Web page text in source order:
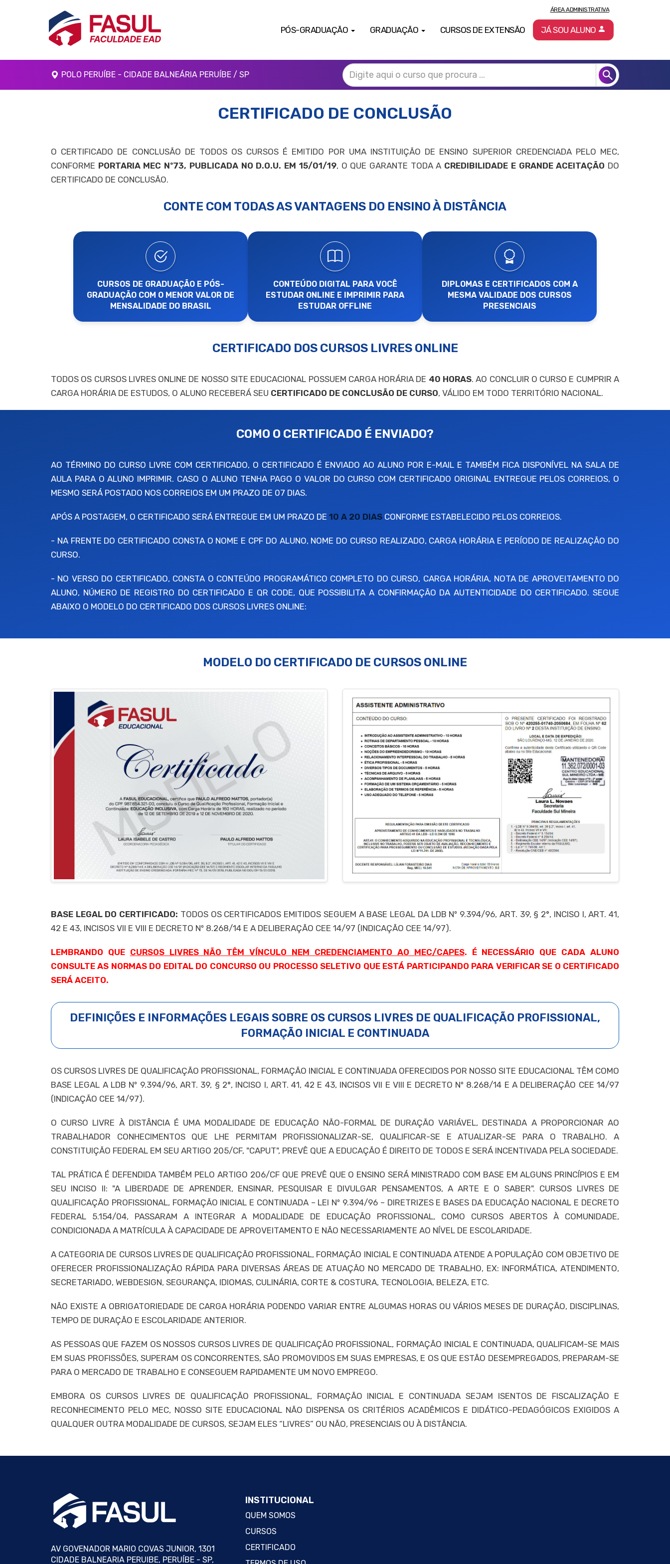
PÓS-GRADUAÇÃO GRADUAÇÃO CURSOS DE EXTENSÃO
ÁREA ADMINISTRATIVA
JÁ SOU ALUNO
POLO PERUÍBE - CIDADE BALNEÁRIA PERUÍBE / SP
CERTIFICADO DE CONCLUSÃO
O CERTIFICADO DE CONCLUSÃO DE TODOS OS CURSOS É EMITIDO POR UMA INSTITUIÇÃO DE ENSINO SUPERIOR CREDENCIADA PELO MEC,
CONFORME PORTARIA MEC Nº73, PUBLICADA NO D.O.U. EM 15/01/19, O QUE GARANTE TODA A CREDIBILIDADE E GRANDE ACEITAÇÃO DO
CERTIFICADO DE CONCLUSÃO.
CONTE COM TODAS AS VANTAGENS DO ENSINO À DISTÂNCIA
CURSOS DE GRADUAÇÃO E PÓS-
GRADUAÇÃO COM O MENOR VALOR DE
MENSALIDADE DO BRASIL
CONTEÚDO DIGITAL PARA VOCÊ
ESTUDAR ONLINE E IMPRIMIR PARA
ESTUDAR OFFLINE
DIPLOMAS E CERTIFICADOS COM A
MESMA VALIDADE DOS CURSOS
PRESENCIAIS
CERTIFICADO DOS CURSOS LIVRES ONLINE
TODOS OS CURSOS LIVRES ONLINE DE NOSSO SITE EDUCACIONAL POSSUEM CARGA HORÁRIA DE 40 HORAS. AO CONCLUIR O CURSO E CUMPRIR A
CARGA HORÁRIA DE ESTUDOS, O ALUNO RECEBERÁ SEU CERTIFICADO DE CONCLUSÃO DE CURSO, VÁLIDO EM TODO TERRITÓRIO NACIONAL.
COMO O CERTIFICADO É ENVIADO?
AO TÉRMINO DO CURSO LIVRE COM CERTIFICADO, O CERTIFICADO É ENVIADO AO ALUNO POR E-MAIL E TAMBÉM FICA DISPONÍVEL NA SALA DE
AULA PARA O ALUNO IMPRIMIR. CASO O ALUNO TENHA PAGO O VALOR DO CURSO COM CERTIFICADO ORIGINAL ENTREGUE PELOS CORREIOS, O
MESMO SERÁ POSTADO NOS CORREIOS EM UM PRAZO DE 07 DIAS.
APÓS A POSTAGEM, O CERTIFICADO SERÁ ENTREGUE EM UM PRAZO DE 10 A 20 DIAS CONFORME ESTABELECIDO PELOS CORREIOS.
- NA FRENTE DO CERTIFICADO CONSTA O NOME E CPF DO ALUNO, NOME DO CURSO REALIZADO, CARGA HORÁRIA E PERÍODO DE REALIZAÇÃO DO
CURSO.
- NO VERSO DO CERTIFICADO, CONSTA O CONTEÚDO PROGRAMÁTICO COMPLETO DO CURSO, CARGA HORÁRIA, NOTA DE APROVEITAMENTO DO
ALUNO, NÚMERO DE REGISTRO DO CERTIFICADO E QR CODE, QUE POSSIBILITA A CONFIRMAÇÃO DA AUTENTICIDADE DO CERTIFICADO. SEGUE
ABAIXO O MODELO DO CERTIFICADO DOS CURSOS LIVRES ONLINE:
MODELO DO CERTIFICADO DE CURSOS ONLINE
BASE LEGAL DO CERTIFICADO: TODOS OS CERTIFICADOS EMITIDOS SEGUEM A BASE LEGAL DA LDB Nº 9.394/96, ART. 39, § 2°, INCISO I, ART. 41,
42 E 43, INCISOS VII E VIII E DECRETO Nº 8.268/14 E A DELIBERAÇÃO CEE 14/97 (INDICAÇÃO CEE 14/97).
LEMBRANDO QUE CURSOS LIVRES NÃO TÊM VÍNCULO NEM CREDENCIAMENTO AO MEC/CAPES. É NECESSÁRIO QUE CADA ALUNO
CONSULTE AS NORMAS DO EDITAL DO CONCURSO OU PROCESSO SELETIVO QUE ESTÁ PARTICIPANDO PARA VERIFICAR SE O CERTIFICADO
SERÁ ACEITO.
DEFINIÇÕES E INFORMAÇÕES LEGAIS SOBRE OS CURSOS LIVRES DE QUALIFICAÇÃO PROFISSIONAL,
FORMAÇÃO INICIAL E CONTINUADA
OS CURSOS LIVRES DE QUALIFICAÇÃO PROFISSIONAL, FORMAÇÃO INICIAL E CONTINUADA OFERECIDOS POR NOSSO SITE EDUCACIONAL TÊM COMO
BASE LEGAL A LDB Nº 9.394/96, ART. 39, § 2°, INCISO I, ART. 41, 42 E 43, INCISOS VII E VIII E DECRETO Nº 8.268/14 E A DELIBERAÇÃO CEE 14/97
(INDICAÇÃO CEE 14/97).
O CURSO LIVRE À DISTÂNCIA É UMA MODALIDADE DE EDUCAÇÃO NÃO-FORMAL DE DURAÇÃO VARIÁVEL, DESTINADA A PROPORCIONAR AO
TRABALHADOR CONHECIMENTOS QUE LHE PERMITAM PROFISSIONALIZAR-SE, QUALIFICAR-SE E ATUALIZAR-SE PARA O TRABALHO. A
CONSTITUIÇÃO FEDERAL EM SEU ARTIGO 205/CF, "CAPUT", PREVÊ QUE A EDUCAÇÃO É DIREITO DE TODOS E SERÁ INCENTIVADA PELA SOCIEDADE.
TAL PRÁTICA É DEFENDIDA TAMBÉM PELO ARTIGO 206/CF QUE PREVÊ QUE O ENSINO SERÁ MINISTRADO COM BASE EM ALGUNS PRINCÍPIOS E EM
SEU INCISO II: "A LIBERDADE DE APRENDER, ENSINAR, PESQUISAR E DIVULGAR PENSAMENTOS, A ARTE E O SABER". CURSOS LIVRES DE
QUALIFICAÇÃO PROFISSIONAL, FORMAÇÃO INICIAL E CONTINUADA – LEI Nº 9.394/96 – DIRETRIZES E BASES DA EDUCAÇÃO NACIONAL E DECRETO
FEDERAL 5.154/04, PASSARAM A INTEGRAR A MODALIDADE DE EDUCAÇÃO PROFISSIONAL, COMO CURSOS ABERTOS À COMUNIDADE,
CONDICIONADA A MATRÍCULA À CAPACIDADE DE APROVEITAMENTO E NÃO NECESSARIAMENTE AO NÍVEL DE ESCOLARIDADE.
A CATEGORIA DE CURSOS LIVRES DE QUALIFICAÇÃO PROFISSIONAL, FORMAÇÃO INICIAL E CONTINUADA ATENDE A POPULAÇÃO COM OBJETIVO DE
OFERECER PROFISSIONALIZAÇÃO RÁPIDA PARA DIVERSAS ÁREAS DE ATUAÇÃO NO MERCADO DE TRABALHO, EX: INFORMÁTICA, ATENDIMENTO,
SECRETARIADO, WEBDESIGN, SEGURANÇA, IDIOMAS, CULINÁRIA, CORTE & COSTURA, TECNOLOGIA, BELEZA, ETC.
NÃO EXISTE A OBRIGATORIEDADE DE CARGA HORÁRIA PODENDO VARIAR ENTRE ALGUMAS HORAS OU VÁRIOS MESES DE DURAÇÃO, DISCIPLINAS,
TEMPO DE DURAÇÃO E ESCOLARIDADE ANTERIOR.
AS PESSOAS QUE FAZEM OS NOSSOS CURSOS LIVRES DE QUALIFICAÇÃO PROFISSIONAL, FORMAÇÃO INICIAL E CONTINUADA, QUALIFICAM-SE MAIS
EM SUAS PROFISSÕES, SUPERAM OS CONCORRENTES, SÃO PROMOVIDOS EM SUAS EMPRESAS, E OS QUE ESTÃO DESEMPREGADOS, PREPARAM-SE
PARA O MERCADO DE TRABALHO E CONSEGUEM RAPIDAMENTE UM NOVO EMPREGO.
EMBORA OS CURSOS LIVRES DE QUALIFICAÇÃO PROFISSIONAL, FORMAÇÃO INICIAL E CONTINUADA SEJAM ISENTOS DE FISCALIZAÇÃO E
RECONHECIMENTO PELO MEC, NOSSO SITE EDUCACIONAL NÃO DISPENSA OS CRITÉRIOS ACADÊMICOS E DIDÁTICO-PEDAGÓGICOS EXIGIDOS A
QUALQUER OUTRA MODALIDADE DE CURSOS, SEJAM ELES “LIVRES” OU NÃO, PRESENCIAIS OU À DISTÂNCIA.
AV GOVENADOR MARIO COVAS JUNIOR, 1301
CIDADE BALNEARIA PERUIBE, PERUÍBE - SP,
INSTITUCIONAL
QUEM SOMOS
CURSOS
CERTIFICADO